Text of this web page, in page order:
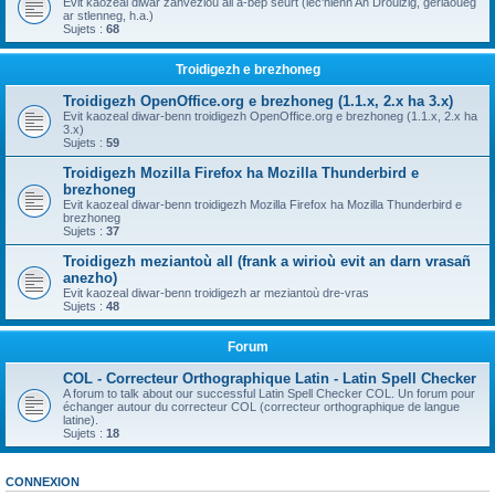
ar stlenneg, h.a.)
Sujets : 68
Troidigezh e brezhoneg
Troidigezh OpenOffice.org e brezhoneg (1.1.x, 2.x ha 3.x)
Evit kaozeal diwar-benn troidigezh OpenOffice.org e brezhoneg (1.1.x, 2.x ha
3.x)
Sujets : 59
Troidigezh Mozilla Firefox ha Mozilla Thunderbird e
brezhoneg
Evit kaozeal diwar-benn troidigezh Mozilla Firefox ha Mozilla Thunderbird e
brezhoneg
Sujets : 37
Troidigezh meziantoù all (frank a wirioù evit an darn vrasañ
anezho)
Evit kaozeal diwar-benn troidigezh ar meziantoù dre-vras
Sujets : 48
Forum
COL - Correcteur Orthographique Latin - Latin Spell Checker
A forum to talk about our successful Latin Spell Checker COL. Un forum pour
échanger autour du correcteur COL (correcteur orthographique de langue
latine).
Sujets : 18
CONNEXION